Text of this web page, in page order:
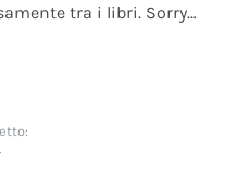
tra i libri. Sorry…